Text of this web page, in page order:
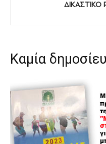
ΔΙΚΑΣΤΙΚΟ
Καμία